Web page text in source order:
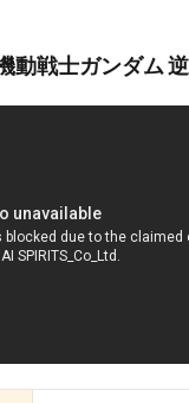
動戦士ガンダム